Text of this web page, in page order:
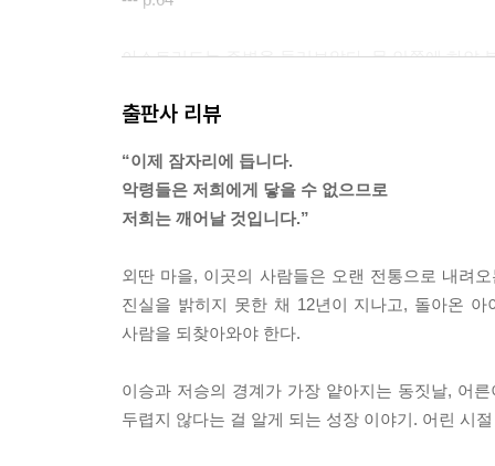
아스트리드는 주변을 둘러보았다. 문 안쪽에 하얀
트리드는 그것들이 오래된 수호의 상징이라는 것
아스트리드는 매일 밤 잠자리에 들기 전 하던 기
--- p.91
자 곧바로 정신없이 기침이 나왔다. 질식할 것 같
았다. 기침이 너무 심해서 구역질이 나기 시작했
놓여 있었다. 회색빛의 끈적끈적한 나방. 나방은
이게 끝이라고 생각했다. 그녀는 그들에게 당했
출판사 리뷰
“이제 잠자리에 듭니다.
악령들은 저희에게 닿을 수 없으므로
저희는 깨어날 것입니다.”
외딴 마을, 이곳의 사람들은 오랜 전통으로 내려
진실을 밝히지 못한 채 12년이 지나고, 돌아온
사람을 되찾아와야 한다.
이승과 저승의 경계가 가장 얕아지는 동짓날, 어
두렵지 않다는 걸 알게 되는 성장 이야기. 어린 시